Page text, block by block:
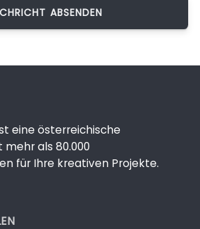
eine österreichische
als 80.000
für Ihre kreativen Projekte.